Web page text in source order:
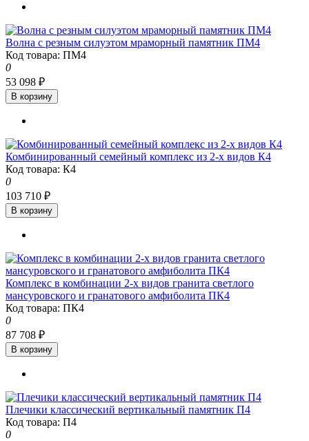
Волна с резным силуэтом мраморный памятник ПМ4
Код товара: ПМ4
0
53 098 ₽
В корзину
Комбинированный семейный комплекс из 2-х видов К4
Код товара: К4
0
103 710 ₽
В корзину
Комплекс в комбинации 2-х видов гранита светлого
мансуровского и гранатового амфиболита ПК4
Код товара: ПК4
0
87 708 ₽
В корзину
Плечики классический вертикальный памятник П4
Код товара: П4
0